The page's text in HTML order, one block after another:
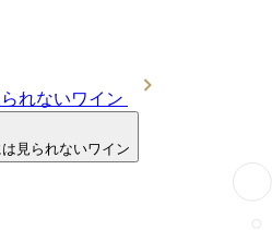
れないワイン
見られないワイン